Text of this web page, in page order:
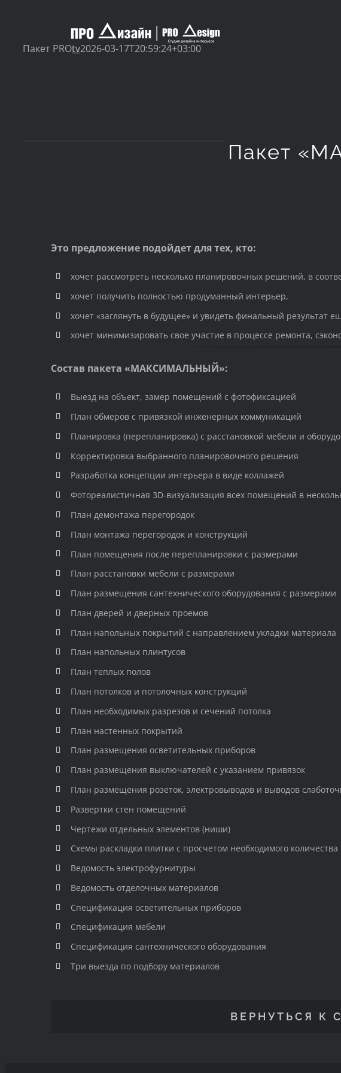
Пакет PROtv2026-03-17T20:59:24+03:00
Пакет
Это предложение подойдет для тех, кто:
хочет рассмотреть несколько планировочных решений, в
хочет получить полностью продуманный интерьер,
хочет «заглянуть в будущее» и увидеть финальный результат
хочет минимизировать свое участие в процессе ремонта,
Состав пакета «МАКСИМАЛЬНЫЙ»:
Выезд на объект, замер помещений с фотофиксацией
План обмеров с привязкой инженерных коммуникаций
Планировка (перепланировка) с расстановкой мебели и
Корректировка выбранного планировочного решения
Разработка концепции интерьера в виде коллажей
Фотореалистичная 3D-визуализация всех помещений в
План демонтажа перегородок
План монтажа перегородок и конструкций
План помещения после перепланировки с размерами
План расстановки мебели с размерами
План размещения сантехнического оборудования с размерами
План дверей и дверных проемов
План напольных покрытий с направлением укладки материала
План напольных плинтусов
План теплых полов
План потолков и потолочных конструкций
План необходимых разрезов и сечений потолка
План настенных покрытий
План размещения осветительных приборов
План размещения выключателей с указанием привязок
План размещения розеток, электровыводов и выводов
Развертки стен помещений
Чертежи отдельных элементов (ниши)
Схемы раскладки плитки с просчетом необходимого количества
Ведомость электрофурнитуры
Ведомость отделочных материалов
Спецификация осветительных приборов
Спецификация мебели
Спецификация сантехнического оборудования
Три выезда по подбору материалов
ВЕРНУТЬСЯ К